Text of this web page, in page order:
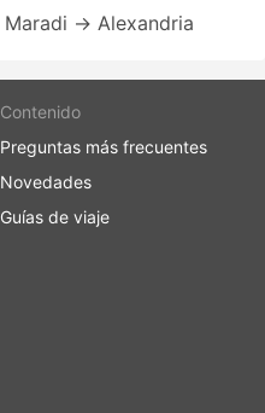
Maradi → Alexandria
Contenido
Preguntas más frecuentes
Novedades
Guías de viaje